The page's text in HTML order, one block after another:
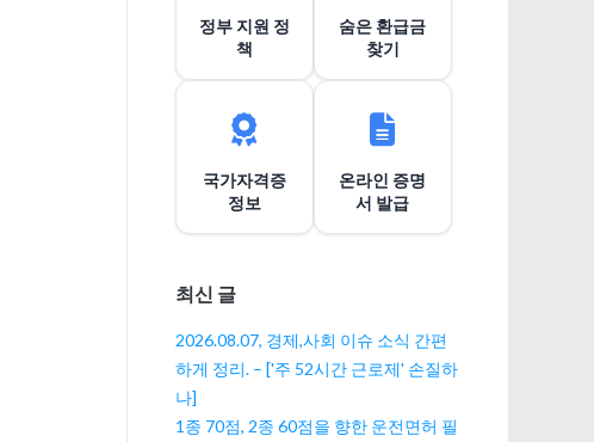
게
이
정부 지원 정
책
숨은 환급금
찾기
국가자격증
정보
온라인 증명
서 발급
최신 글
2026.08.07, 경제,사회 이슈 소식 간편
하게 정리. – ['주 52시간 근로제' 손질하
나]
1종 70점, 2종 60점을 향한 운전면허 필